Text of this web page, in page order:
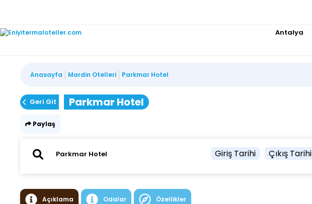
Antalya
Anasayfa Mardin Otelleri Parkmar Hotel
Geri Git Parkmar Hotel
Paylaş
Giriş Tarihi Çıkış Tarihi
Açıklama Odalar Özellikler